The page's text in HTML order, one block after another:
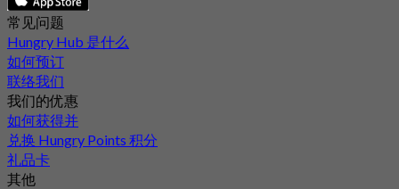
常见问题
Hungry Hub 是什么
如何预订
联络我们
我们的优惠
如何获得并
兑换 Hungry Points 积分
礼品卡
其他